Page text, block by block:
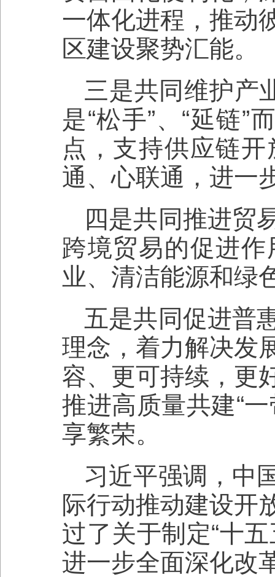
一体化进程，推动
区建设聚势汇能。
三是共同维护产
是“松手”、“延链”
点，支持供应链
通、心联通，进一
四是共同推进贸
跨境贸易的促进
业、清洁能源和绿
五是共同促进普
理念，着力解决发
容、更可持续，更
推进高质量共建“
享繁荣。
习近平强调，中
际行动推动建设开
过了关于制定“十
进一步全面深化改